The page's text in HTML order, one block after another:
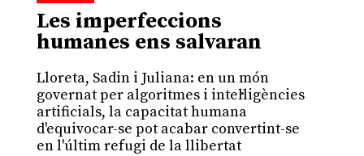
Les imperfeccions
humanes ens salvaran
Lloreta, Sadin i Juliana: en un món
governat per algoritmes i intel·ligències
artificials, la capacitat humana
d'equivocar-se pot acabar convertint-se
en l'últim refugi de la llibertat